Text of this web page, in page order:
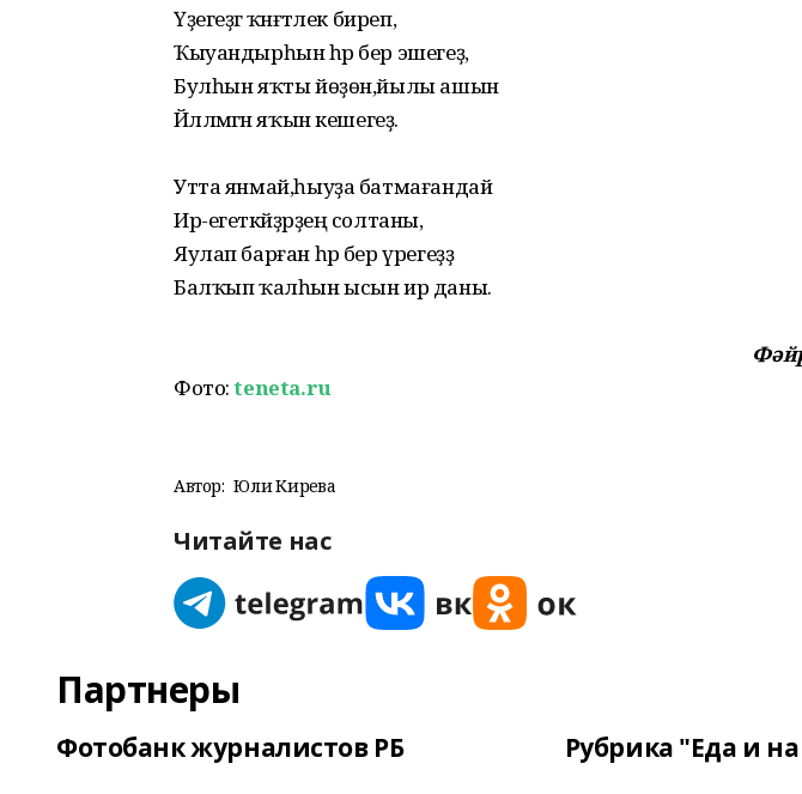
Үҙегеҙгә ҡәнәғәтлек биреп,
Ҡыуандырһын һәр бер эшегеҙ,
Булһын яҡты йөҙөн,йылы ашын
Йәлләмәгән яҡын кешегеҙ.
Утта янмай,һыуҙа батмағандай
Ир-егеткәйҙәрҙең солтаны,
Яулап барған һәр бер үрегеҙҙә
Балҡып ҡалһын ысын ир даны.
Фото:teneta.ru
Автор: Юлиә Кирәева
Читайте нас
Партнеры
Фотобанк журналистов РБ Рубрика "Еда и